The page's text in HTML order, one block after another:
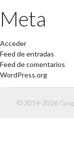
Meta
Acceder
Feed de entradas
Feed de comentarios
WordPress.org
© 2014-2026